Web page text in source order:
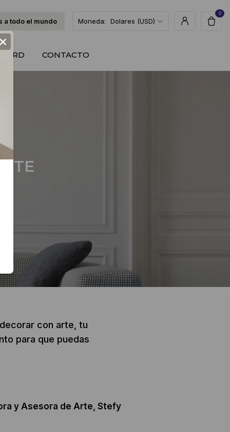
a todo el mundo Moneda: Dolares (USD)
0
CONTACTO
con arte, tu
para que puedas
y Asesora de Arte, Stefy